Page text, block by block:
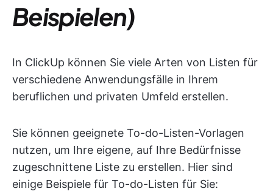
Beispielen)
In ClickUp können Sie viele Arten von Listen für
verschiedene Anwendungsfälle in Ihrem
beruflichen und privaten Umfeld erstellen.
Sie können geeignete To-do-Listen-Vorlagen
nutzen, um Ihre eigene, auf Ihre Bedürfnisse
zugeschnittene Liste zu erstellen. Hier sind
einige Beispiele für To-do-Listen für Sie: